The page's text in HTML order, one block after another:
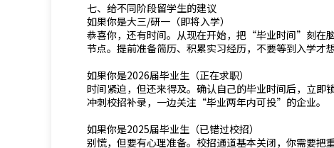
七、给不同阶段留学生的建议
如果你是大三/研一（即将入学）
恭喜你，还有时间。从现在开始，把“毕业时间”刻在
节点。提前准备简历、积累实习经历，不要等到入学才
如果你是2026届毕业生（正在求职）
时间紧迫，但还来得及。确认自己的毕业时间后，立
冲刺校招补录，一边关注“毕业两年内可投”的企业。
如果你是2025届毕业生（已错过校招）
别慌，但要有心理准备。校招通道基本关闭，你需要